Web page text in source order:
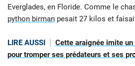
Everglades, en Floride. Comme le
python birman pesait 27 kilos et
LIRE AUSSI
Cette araignée imite
pour tromper ses prédateurs et ses